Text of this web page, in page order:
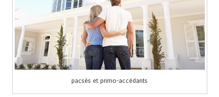
pacsés et primo-accédants